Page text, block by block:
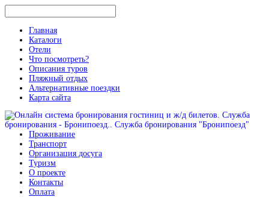
Главная
Каталоги
Отели
Что посмотреть?
Описания туров
Пляжный отдых
Альтернативные поездки
Карта сайта
Проживание
Транспорт
Организация досуга
Туризм
О проекте
Контакты
Оплата